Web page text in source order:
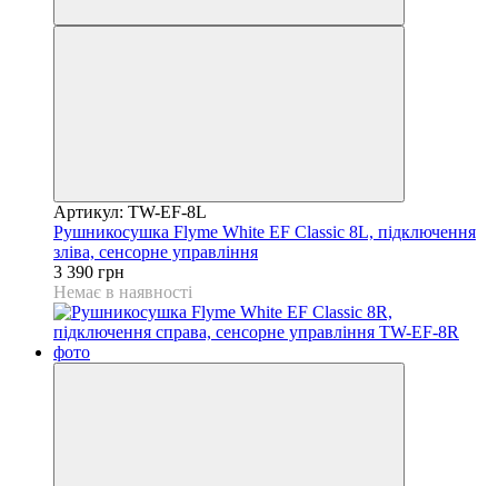
Артикул: TW-EF-8L
Рушникосушка Flyme White EF Classic 8L, підключення
зліва, сенсорне управління
3 390 грн
Немає в наявності